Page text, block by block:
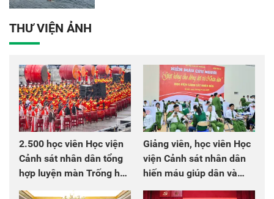
THƯ VIỆN ẢNH
2.500 học viên Học viện
Cảnh sát nhân dân tổng
hợp luyện màn Trống hội
chào mừng Đại hội Đảng
Giảng viên, học viên Học
viện Cảnh sát nhân dân
hiến máu giúp dân và
đồng đội